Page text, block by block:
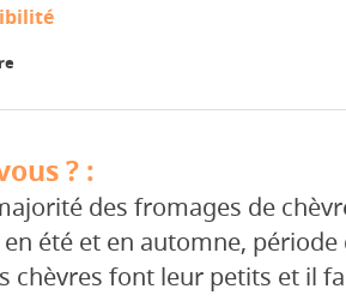
? :
des fromages de
été et en automne,
chèvres font leur petits et il